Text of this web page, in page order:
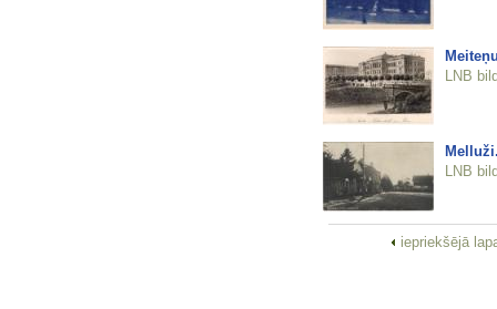
LNB
LNB
iepriekšējā